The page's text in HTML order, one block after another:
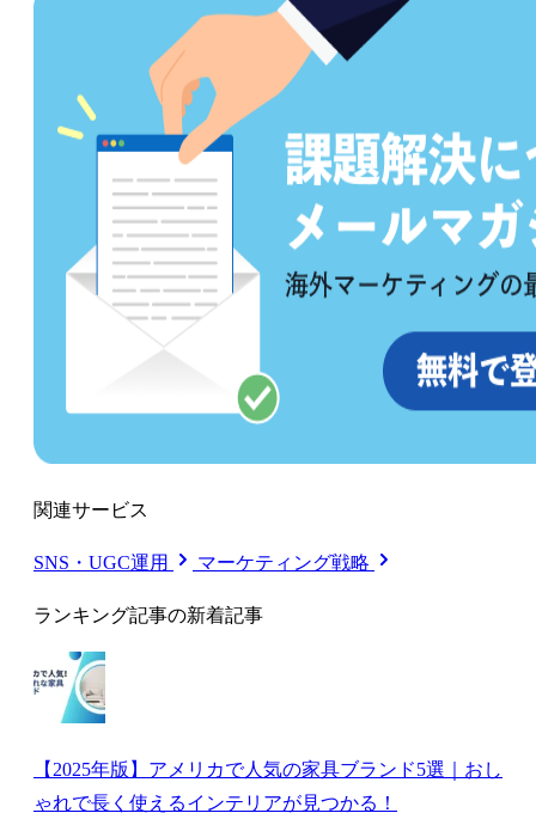
関連サービス
SNS・UGC運用 マーケティング戦略
ランキング記事の新着記事
【2025年版】アメリカで人気の家具ブランド5選｜おし
ゃれで長く使えるインテリアが見つかる！